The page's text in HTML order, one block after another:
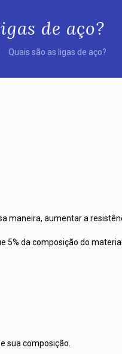
de aço?
Quais são as ligas de aço?
maneira, aumentar a
da composição do material
sua composição.